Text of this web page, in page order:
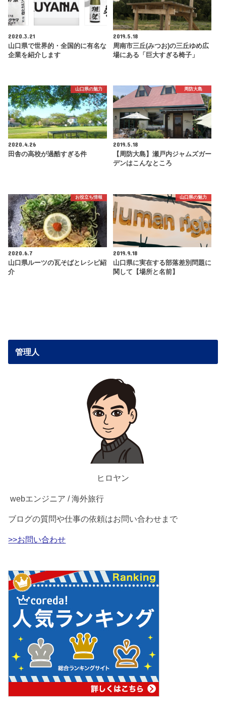
2020.3.21
山口県で世界的・全国的に有名な
企業を紹介します
2019.5.18
周南市三丘(みつお)の三丘ゆめ広
場にある「巨大すぎる椅子」
山口県の魅力
2020.4.26
田舎の高校が過酷すぎる件
周防大島
2019.5.18
【周防大島】瀬戸内ジャムズガー
デンはこんなところ
お役立ち情報
2020.6.7
山口県ルーツの瓦そばとレシピ紹
介
山口県の魅力
2019.9.18
山口県に実在する部落差別問題に
関して【場所と名前】
管理人
ヒロヤン
webエンジニア / 海外旅行
ブログの質問や仕事の依頼はお問い合わせまで
>>お問い合わせ